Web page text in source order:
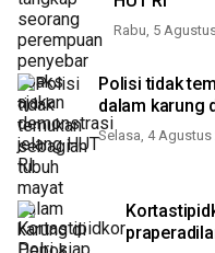
Rabu, 5
Polisi tidak
dalam karung
Selasa, 4 Agustus